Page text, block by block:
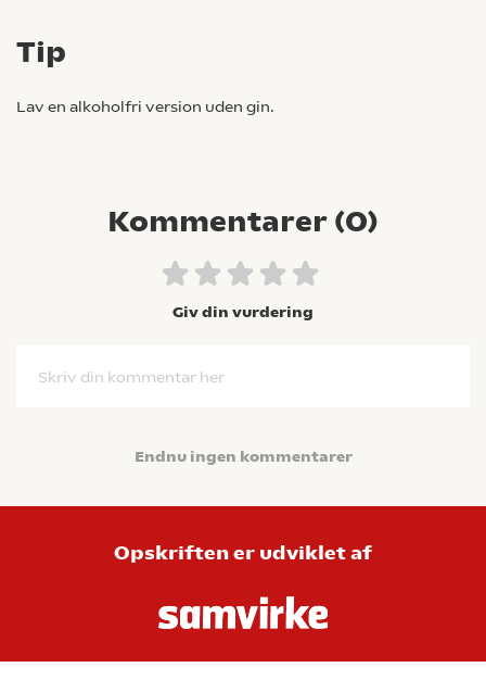
Tip
Lav en alkoholfri version uden gin.
Kommentarer (0)
Giv din vurdering
Skriv din kommentar her
Endnu ingen kommentarer
Opskriften er udviklet af